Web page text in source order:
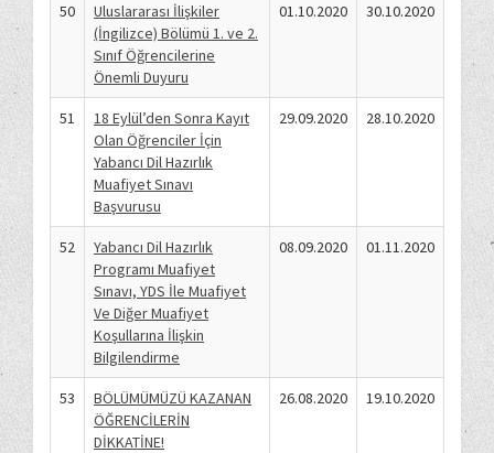
50
Uluslararası İlişkiler
(İngilizce) Bölümü 1. ve 2.
Sınıf Öğrencilerine
Önemli Duyuru
01.10.2020 30.10.2020
51
18 Eylül’den Sonra Kayıt
Olan Öğrenciler İçin
Yabancı Dil Hazırlık
Muafiyet Sınavı
Başvurusu
29.09.2020 28.10.2020
52
Yabancı Dil Hazırlık
Programı Muafiyet
Sınavı, YDS İle Muafiyet
Ve Diğer Muafiyet
Koşullarına İlişkin
Bilgilendirme
08.09.2020 01.11.2020
53
BÖLÜMÜMÜZÜ KAZANAN
ÖĞRENCİLERİN
DİKKATİNE!
26.08.2020 19.10.2020